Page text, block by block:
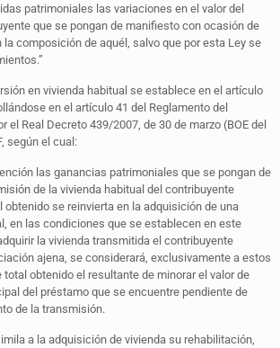
patrimoniales las variaciones en el valor del
que se pongan de manifiesto con ocasión de
composición de aquél, salvo que por esta Ley se
en vivienda habitual se establece en el artículo
en el artículo 41 del Reglamento del
el Real Decreto 439/2007, de 30 de marzo (BOE del
según el cual:
las ganancias patrimoniales que se pongan de
de la vivienda habitual del contribuyente
se reinvierta en la adquisición de una
en las condiciones que se establecen en este
la vivienda transmitida el contribuyente
ajena, se considerará, exclusivamente a estos
obtenido el resultante de minorar el valor de
del préstamo que se encuentre pendiente de
de la transmisión.
a la adquisición de vivienda su rehabilitación,